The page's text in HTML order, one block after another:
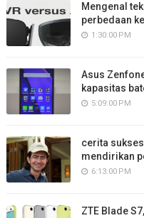
Mengenal
perbedaan
1:30:00 PM
Asus
kapasitas
5:09:00 PM
cerita
mendirikan
6:13:00 PM
ZTE Blade